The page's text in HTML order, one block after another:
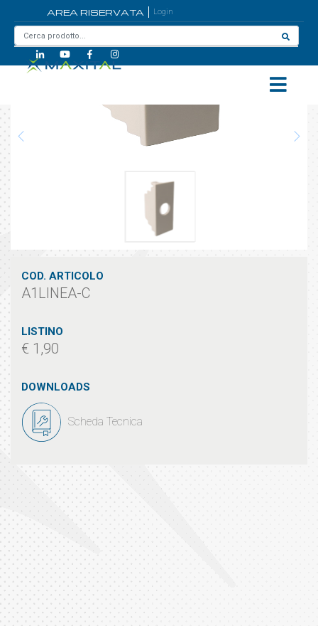
AREA RISERVATA Login
COD. ARTICOLO
A1LINEA-C
LISTINO
€ 1,90
DOWNLOADS
Scheda Tecnica